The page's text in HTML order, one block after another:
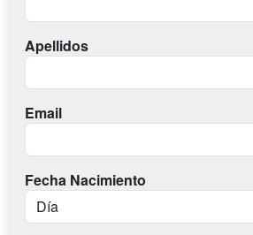
Apellidos
Email
Fecha Nacimiento